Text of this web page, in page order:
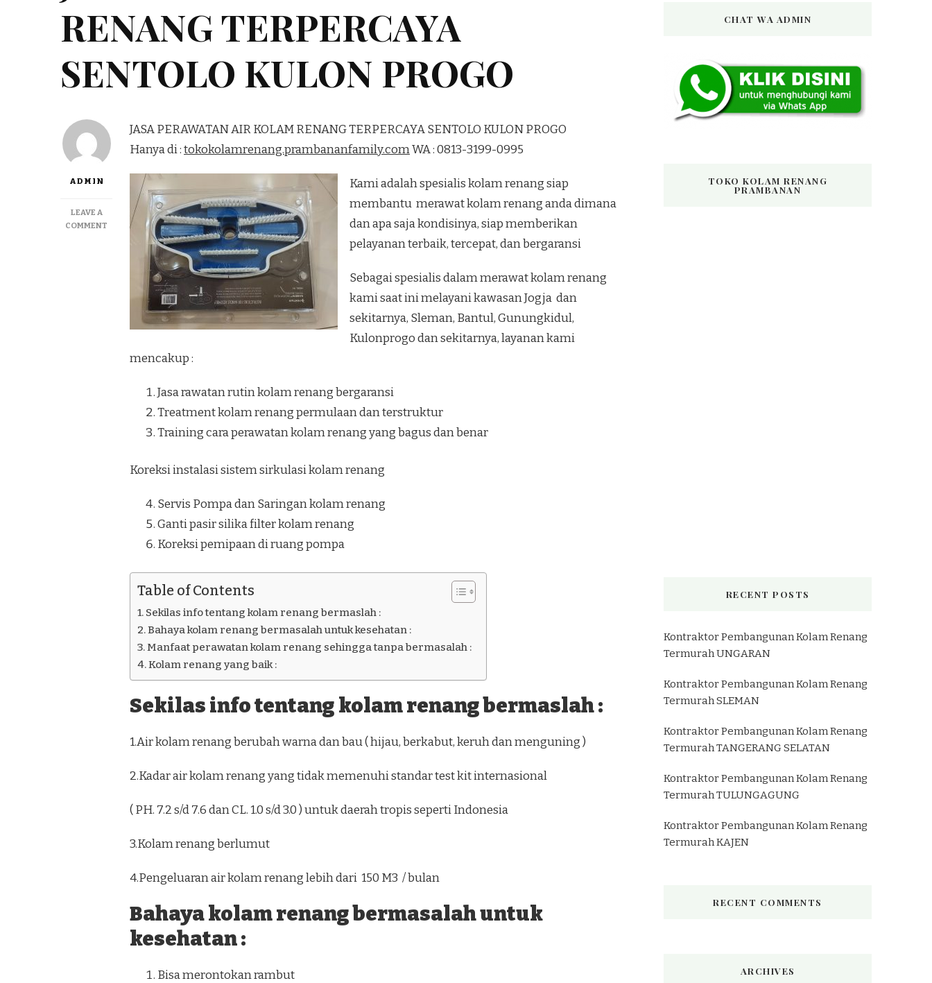
RENANG TERPERCAYA
SENTOLO KULON PROGO
ADMIN
LEAVE A
COMMENT
PERAWATAN
TERPERCAYA
KULON
JASA PERAWATAN AIR KOLAM RENANG TERPERCAYA SENTOLO KULON PROGO
Hanya di :tokokolamrenang.prambananfamily.comWA : 0813-3199-0995
Kami adalah spesialis kolam renang siap
membantu merawat kolam renang anda dimana
dan apa saja kondisinya, siap memberikan
pelayanan terbaik, tercepat, dan bergaransi
Sebagai spesialis dalam merawat kolam renang
kami saat ini melayani kawasan Jogja dan
sekitarnya, Sleman, Bantul, Gunungkidul,
Kulonprogo dan sekitarnya, layanan kami
mencakup :
Jasa rawatan rutin kolam renang bergaransi
Treatment kolam renang permulaan dan terstruktur
Training cara perawatan kolam renang yang bagus dan benar
Koreksi instalasi sistem sirkulasi kolam renang
Servis Pompa dan Saringan kolam renang
Ganti pasir silika filter kolam renang
Koreksi pemipaan di ruang pompa
Table of Contents
Sekilas info tentang kolam renang bermaslah :
Bahaya kolam renang bermasalah untuk kesehatan :
Manfaat perawatan kolam renang sehingga tanpa bermasalah :
Kolam renang yang baik :
Sekilas info tentang kolam renang bermaslah :
1.Air kolam renang berubah warna dan bau ( hijau, berkabut, keruh dan menguning )
2.Kadar air kolam renang yang tidak memenuhi standar test kit internasional
( PH. 7.2 s/d 7.6 dan CL. 1.0 s/d 3.0 ) untuk daerah tropis seperti Indonesia
3.Kolam renang berlumut
4.Pengeluaran air kolam renang lebih dari 150 M3 / bulan
Bahaya kolam renang bermasalah untuk
kesehatan :
Bisa merontokan rambut
CHAT WA ADMIN
TOKO KOLAM RENANG
PRAMBANAN
RECENT POSTS
Kontraktor Pembangunan Kolam Renang
Termurah UNGARAN
Kontraktor Pembangunan Kolam Renang
Termurah SLEMAN
Kontraktor Pembangunan Kolam Renang
Termurah TANGERANG SELATAN
Kontraktor Pembangunan Kolam Renang
Termurah TULUNGAGUNG
Kontraktor Pembangunan Kolam Renang
Termurah KAJEN
RECENT COMMENTS
ARCHIVES